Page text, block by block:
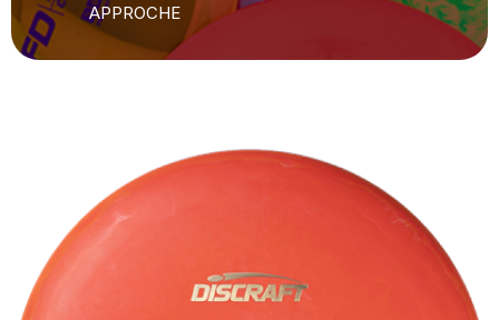
APPROCHE